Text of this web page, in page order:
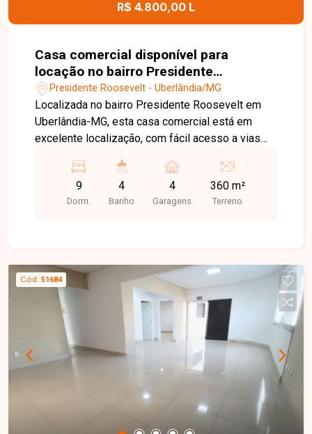
R$ 4.800,00 L
Casa comercial disponível para
locação no bairro Presidente
Roosevelt em Uberlândia-MG
Presidente Roosevelt - Uberlândia/MG
Localizada no bairro Presidente Roosevelt em
Uberlândia-MG, esta casa comercial está em
excelente localização, com fácil acesso a vias
clínicas, escritórios e diversos segmentos
profissionais. O imóvel conta com recepção,
copa, 9 salas climatizadas e 4 banheiros,
mais comodidade para clientes e colaboradores.
Entre em contato com a equipe da Delta Imóveis
e agende sua visita para conhecer essa
oportunidade.
9
Dorm.
4
Banho
4
Garagens
360 m²
Terreno
Cód. 51684